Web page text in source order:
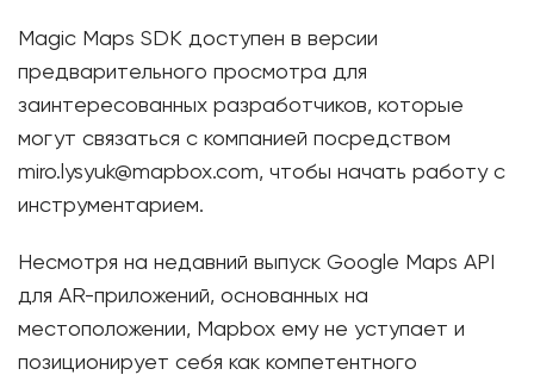
Magic Maps SDK доступен в версии
предварительного просмотра для
заинтересованных разработчиков, которые
могут связаться с компанией посредством
miro.lysyuk@mapbox.com, чтобы начать работу с
инструментарием.
Несмотря на недавний выпуск Google Maps API
для AR-приложений, основанных на
местоположении, Mapbox ему не уступает и
позиционирует себя как компетентного